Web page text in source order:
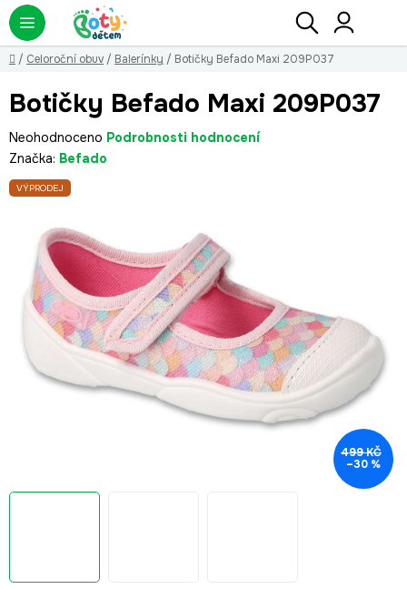
Přejít
na
obsah
Hledat
Domů
/ Celoroční obuv / Balerínky / Botičky Befado Maxi 209P037
Botičky Befado Maxi 209P037
Průměrné
hodnocení
produktu
je
hvězdiček.
Neohodnoceno Podrobnosti hodnocení
Značka: Befado
VÝPRODEJ
499 KČ
–30 %